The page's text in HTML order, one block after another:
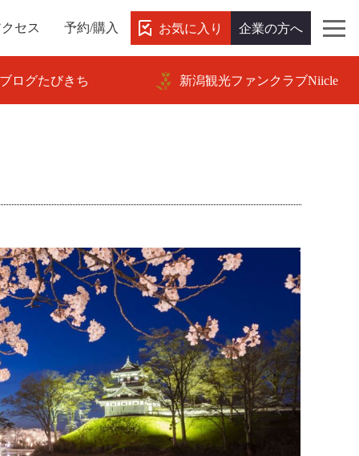
セス 予約/購入 お気に入り 企業の方へ
ブログたびきち 新潟観光ファンクラブNiicle